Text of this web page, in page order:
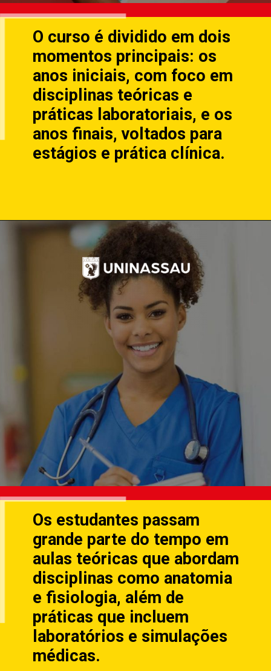
O curso é dividido em dois
momentos principais: os
anos iniciais, com foco em
disciplinas teóricas e
práticas laboratoriais, e os
anos finais, voltados para
estágios e prática clínica.
Os estudantes passam
grande parte do tempo em
aulas teóricas que abordam
disciplinas como anatomia
e fisiologia, além de
práticas que incluem
laboratórios e simulações
médicas.